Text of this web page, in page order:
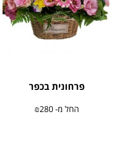
פרחונית בכפר
החל מ- ₪280